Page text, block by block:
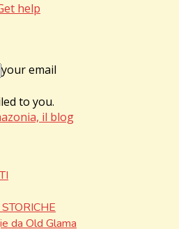
help
your email
to you.
il blog
da Old Glama